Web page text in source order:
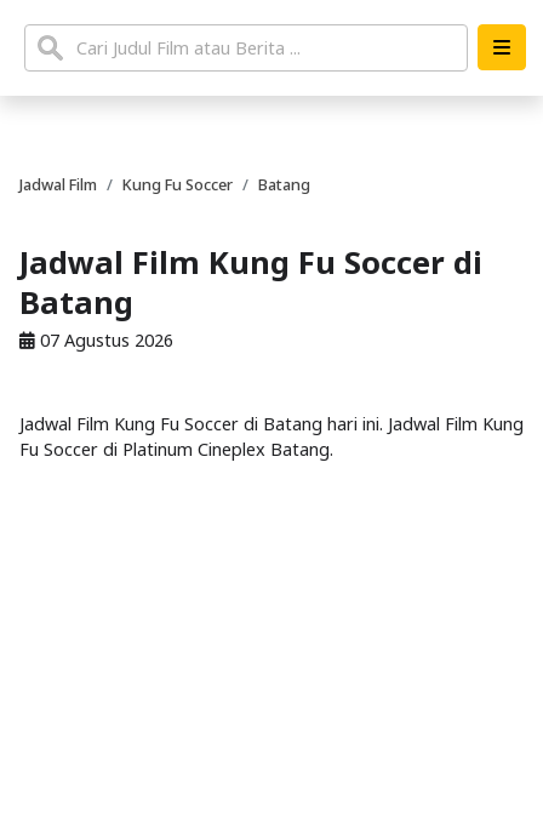
Jadwal Film Kung Fu Soccer Batang
Jadwal Film Kung Fu Soccer di
Batang
07 Agustus 2026
Jadwal Film Kung Fu Soccer di Batang hari ini. Jadwal Film Kung
Fu Soccer di Platinum Cineplex Batang.